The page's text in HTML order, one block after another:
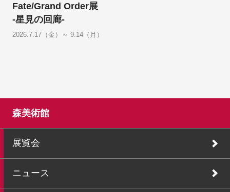
Fate/Grand Order展
-星見の回廊-
2026.7.17（金）～ 9.14（月）
森美術館
展覧会
ニュース